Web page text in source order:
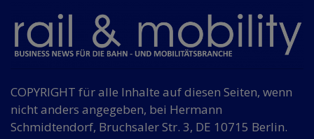
COPYRIGHT für alle Inhalte auf diesen Seiten, wenn
nicht anders angegeben, bei Hermann
Schmidtendorf, Bruchsaler Str. 3, DE 10715 Berlin.